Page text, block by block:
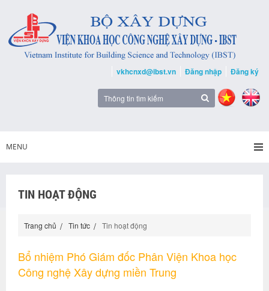
vkhcnxd@ibst.vn Đăng nhập Đăng ký
MENU
TIN HOẠT ĐỘNG
Trang chủ Tin tức Tin hoạt động
Bổ nhiệm Phó Giám đốc Phân Viện Khoa học
Công nghệ Xây dựng miền Trung